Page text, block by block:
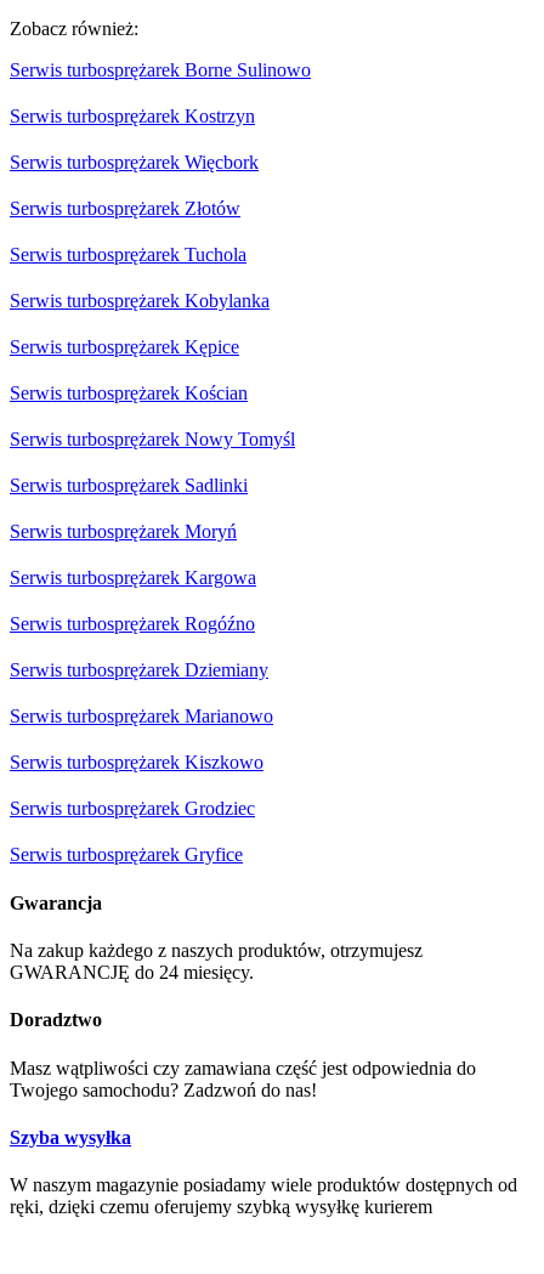
Zobacz również:
Serwis turbosprężarek Borne Sulinowo
Serwis turbosprężarek Kostrzyn
Serwis turbosprężarek Więcbork
Serwis turbosprężarek Złotów
Serwis turbosprężarek Tuchola
Serwis turbosprężarek Kobylanka
Serwis turbosprężarek Kępice
Serwis turbosprężarek Kościan
Serwis turbosprężarek Nowy Tomyśl
Serwis turbosprężarek Sadlinki
Serwis turbosprężarek Moryń
Serwis turbosprężarek Kargowa
Serwis turbosprężarek Rogóźno
Serwis turbosprężarek Dziemiany
Serwis turbosprężarek Marianowo
Serwis turbosprężarek Kiszkowo
Serwis turbosprężarek Grodziec
Serwis turbosprężarek Gryfice
Gwarancja
Na zakup każdego z naszych produktów, otrzymujesz
GWARANCJĘ do 24 miesięcy.
Doradztwo
Masz wątpliwości czy zamawiana część jest odpowiednia do
Twojego samochodu? Zadzwoń do nas!
Szyba wysyłka
W naszym magazynie posiadamy wiele produktów dostępnych od
ręki, dzięki czemu oferujemy szybką wysyłkę kurierem